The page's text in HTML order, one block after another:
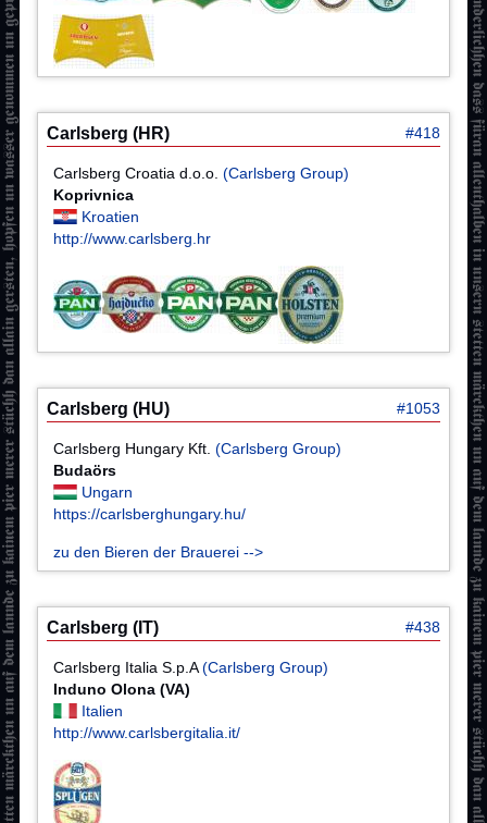
Carlsberg (HR) #418
Carlsberg Croatia d.o.o.(Carlsberg Group)
Koprivnica
Kroatien
http://www.carlsberg.hr
Carlsberg (HU) #1053
Carlsberg Hungary Kft.(Carlsberg Group)
Budaörs
Ungarn
https://carlsberghungary.hu/
zu den Bieren der Brauerei -->
Carlsberg (IT) #438
Carlsberg Italia S.p.A(Carlsberg Group)
Induno Olona (VA)
Italien
http://www.carlsbergitalia.it/